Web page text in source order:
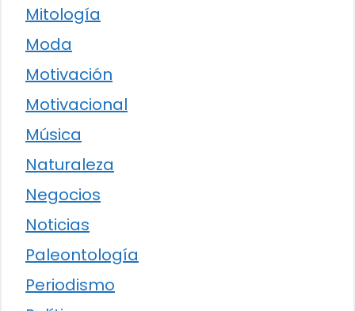
Mitología
Moda
Motivación
Motivacional
Música
Naturaleza
Negocios
Noticias
Paleontología
Periodismo